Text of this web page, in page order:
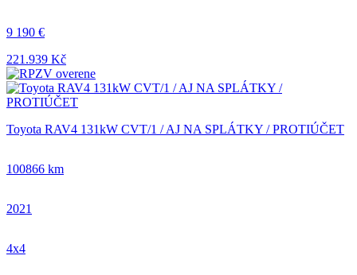
9 190 €
221.939 Kč
Toyota RAV4 131kW CVT/1 / AJ NA SPLÁTKY / PROTIÚČET
100866 km
2021
4x4